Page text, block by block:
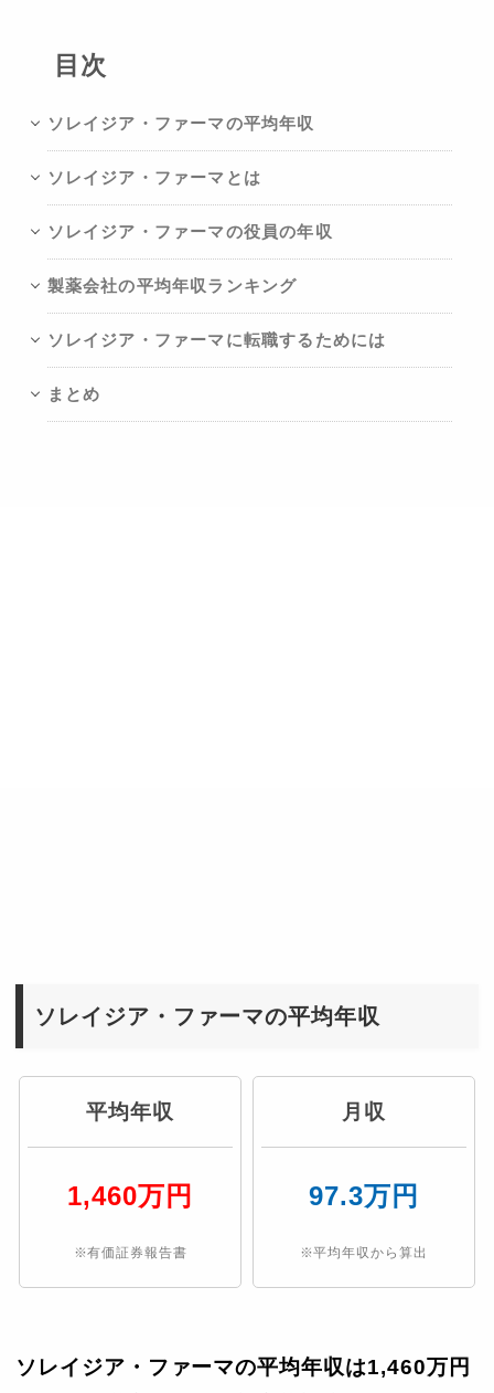
目次
ソレイジア・ファーマの平均年収
ソレイジア・ファーマとは
ソレイジア・ファーマの役員の年収
製薬会社の平均年収ランキング
ソレイジア・ファーマに転職するためには
まとめ
ソレイジア・ファーマの平均年収
平均年収
1,460万円
※有価証券報告書
月収
97.3万円
※平均年収から算出
ソレイジア・ファーマの平均年収は1,460万円